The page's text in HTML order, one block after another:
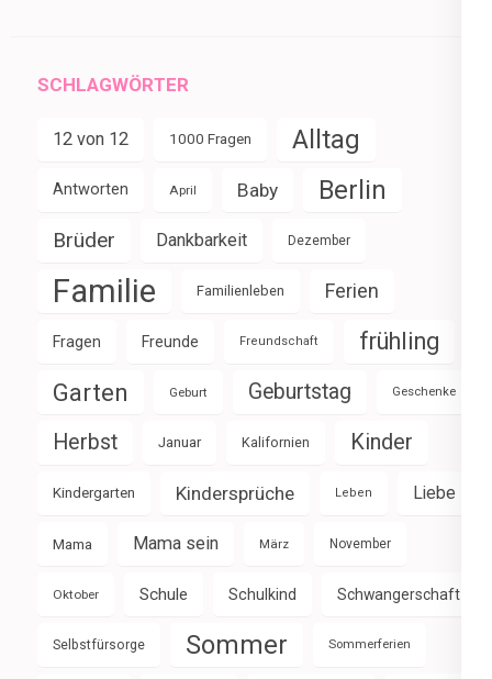
SCHLAGWÖRTER
12 von 12 1000 Fragen Alltag
Antworten April Baby Berlin
Brüder Dankbarkeit Dezember
Familie Familienleben Ferien
Fragen Freunde Freundschaft frühling
Garten Geburt Geburtstag Geschenke
Herbst Januar Kalifornien Kinder
Kindergarten Kindersprüche Leben Liebe
Mama Mama sein März November
Oktober Schule Schulkind Schwangerschaft
Selbstfürsorge Sommer Sommerferien